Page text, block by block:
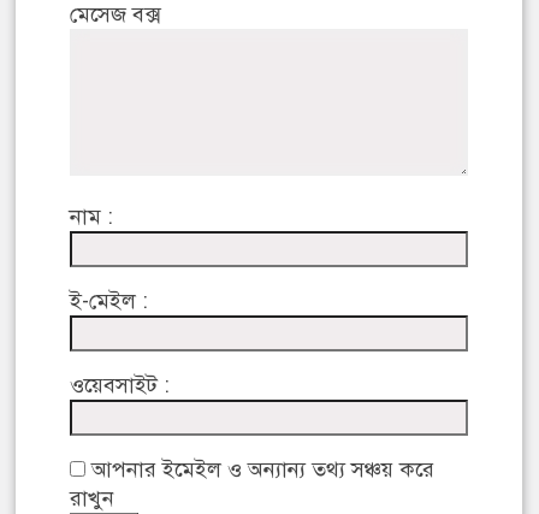
মেসেজ বক্স
নাম :
ই-মেইল :
ওয়েবসাইট :
আপনার ইমেইল ও অন্যান্য তথ্য সঞ্চয় করে
রাখুন